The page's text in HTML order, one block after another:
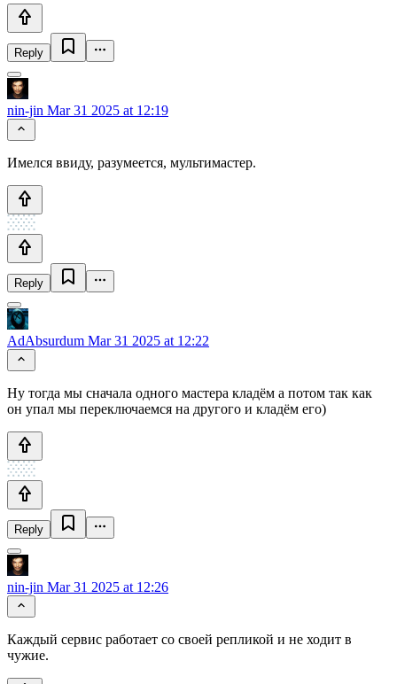
Reply
nin-jin Mar 31 2025 at 12:19
Имелся ввиду, разумеется, мультимастер.
Reply
AdAbsurdum Mar 31 2025 at 12:22
Ну тогда мы сначала одного мастера кладём а потом так как
он упал мы переключаемся на другого и кладём его)
Reply
nin-jin Mar 31 2025 at 12:26
Каждый сервис работает со своей репликой и не ходит в
чужие.